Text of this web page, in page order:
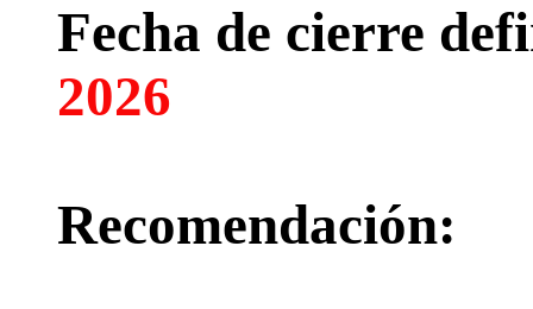
Fecha de cierre
2026
Recomendación: